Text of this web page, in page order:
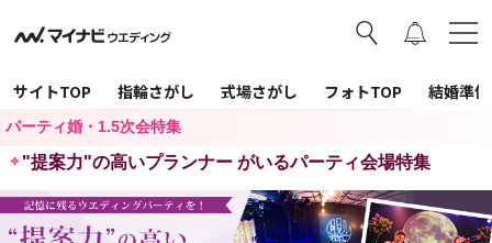
サイトTOP 指輪さがし 式場さがし フォトTOP 結婚準
パーティ婚・1.5次会特集
"提案力"の高いプランナー がいるパーティ会場特集